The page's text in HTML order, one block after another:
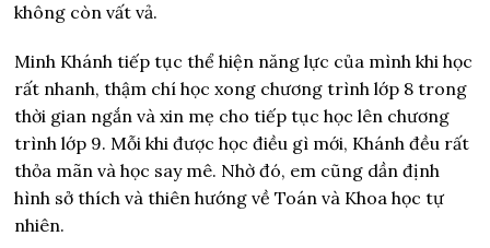
không còn vất vả.
Minh Khánh tiếp tục thể hiện năng lực của mình khi học
rất nhanh, thậm chí học xong chương trình lớp 8 trong
thời gian ngắn và xin mẹ cho tiếp tục học lên chương
trình lớp 9. Mỗi khi được học điều gì mới, Khánh đều rất
thỏa mãn và học say mê. Nhờ đó, em cũng dần định
hình sở thích và thiên hướng về Toán và Khoa học tự
nhiên.